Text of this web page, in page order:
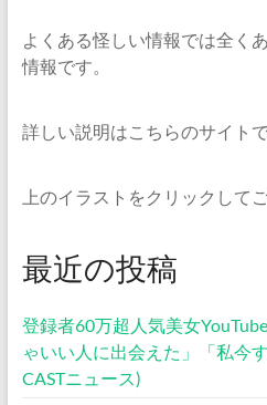
よくある怪しい情報では全く
情報です。
詳しい説明はこちらのサイト
上のイラストをクリックして
最近の投稿
登録者60万超人気美女
ゃいい人に出会えた」「私今
CASTニュース)